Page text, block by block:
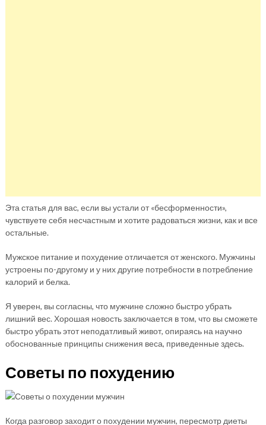
Эта статья для вас, если вы устали от «бесформенности»,
чувствуете себя несчастным и хотите радоваться жизни, как и все
остальные.
Мужское питание и похудение отличается от женского. Мужчины
устроены по-другому и у них другие потребности в потребление
калорий и белка.
Я уверен, вы согласны, что мужчине сложно быстро убрать
лишний вес. Хорошая новость заключается в том, что вы сможете
быстро убрать этот неподатливый живот, опираясь на научно
обоснованные принципы снижения веса, приведенные здесь.
Советы по похудению
Когда разговор заходит о похудении мужчин, пересмотр диеты